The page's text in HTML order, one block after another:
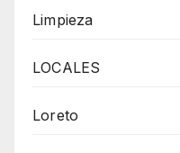
Limpieza
LOCALES
Loreto